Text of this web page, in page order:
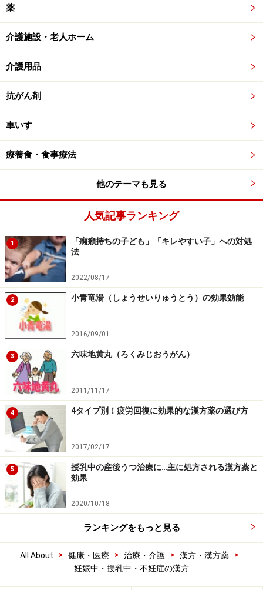
薬
介護施設・老人ホーム
介護用品
抗がん剤
車いす
療養食・食事療法
他のテーマも見る
人気記事ランキング
1
「癇癪持ちの子ども」「キレやすい子」への対処
法
2022/08/17
2 小青竜湯（しょうせいりゅうとう）の効果効能
2016/09/01
3 六味地黄丸（ろくみじおうがん）
2011/11/17
4 4タイプ別！疲労回復に効果的な漢方薬の選び方
2017/02/17
5
授乳中の産後うつ治療に…主に処方される漢方薬と
効果
2020/10/18
ランキングをもっと見る
All About > 健康・医療 > 治療・介護 > 漢方・漢方薬
>
妊娠中・授乳中・不妊症の漢方